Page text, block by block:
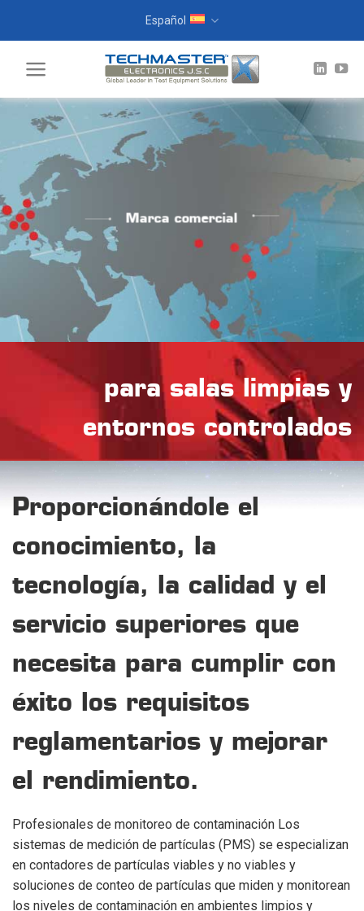
Español
Marca comercial
para salas limpias y
entornos controlados
Proporcionándole el
conocimiento, la
tecnología, la calidad y el
servicio superiores que
necesita para cumplir con
éxito los requisitos
reglamentarios y mejorar
el rendimiento.
Profesionales de monitoreo de contaminación Los
sistemas de medición de partículas (PMS) se especializan
en contadores de partículas viables y no viables y
soluciones de conteo de partículas que miden y monitorean
los niveles de contaminación en ambientes limpios y